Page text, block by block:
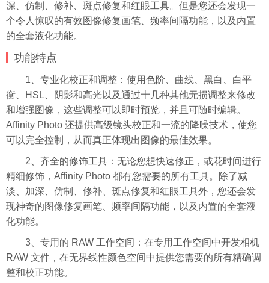
深、仿制、修补、斑点修复和红眼工具。但是您还会发现一
个令人惊叹的有效图像修复画笔、频率间隔功能，以及内置
的全套液化功能。
功能特点
1、专业化校正和调整：使用色阶、曲线、黑白、白平
衡、HSL、阴影和高光以及通过十几种其他无损调整来修改
和增强图像，这些调整可以即时预览，并且可随时编辑。
Affinity Photo 还提供高级镜头校正和一流的降噪技术，使您
可以完全控制，从而真正体现出图像的最佳效果。
2、齐全的修饰工具：无论您想快速修正，或花时间进行
精细修饰，Affinity Photo 都有您需要的所有工具。除了减
淡、加深、仿制、修补、斑点修复和红眼工具外，您还会发
现神奇的图像修复画笔、频率间隔功能，以及内置的全套液
化功能。
3、专用的 RAW 工作空间：在专用工作空间中开发相机
RAW 文件，在无界线性颜色空间中提供您需要的所有精确调
整和校正功能。